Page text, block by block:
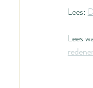
Lees:
Lees